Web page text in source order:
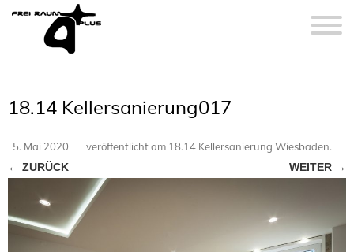
18.14 Kellersanierung017
veröffentlicht
5. Mai 2020 am 18.14 Kellersanierung Wiesbaden.
← ZURÜCK
WEITER →